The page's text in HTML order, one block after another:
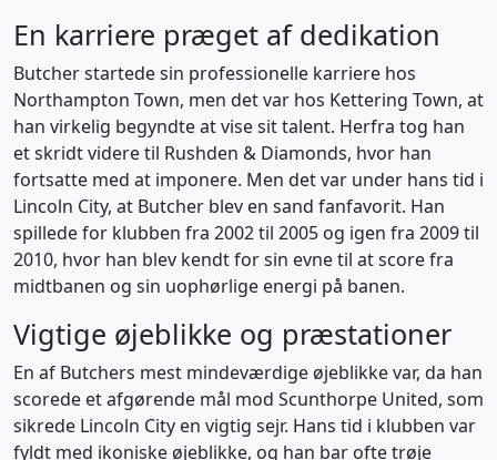
En karriere præget af dedikation
Butcher startede sin professionelle karriere hos
Northampton Town, men det var hos Kettering Town, at
han virkelig begyndte at vise sit talent. Herfra tog han
et skridt videre til Rushden & Diamonds, hvor han
fortsatte med at imponere. Men det var under hans tid i
Lincoln City, at Butcher blev en sand fanfavorit. Han
spillede for klubben fra 2002 til 2005 og igen fra 2009 til
2010, hvor han blev kendt for sin evne til at score fra
midtbanen og sin uophørlige energi på banen.
Vigtige øjeblikke og præstationer
En af Butchers mest mindeværdige øjeblikke var, da han
scorede et afgørende mål mod Scunthorpe United, som
sikrede Lincoln City en vigtig sejr. Hans tid i klubben var
fyldt med ikoniske øjeblikke, og han bar ofte trøje